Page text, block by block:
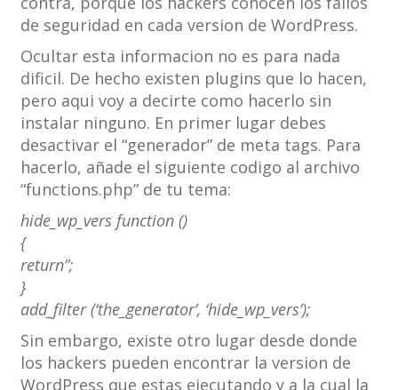
de seguridad en cada version de WordPress.
Ocultar esta informacion no es para nada
dificil. De hecho existen plugins que lo hacen,
pero aqui voy a decirte como hacerlo sin
instalar ninguno. En primer lugar debes
desactivar el “generador” de meta tags. Para
hacerlo, añade el siguiente codigo al archivo
“functions.php” de tu tema:
hide_wp_vers function ()
{
return”;
}
add_filter (‘the_generator’, ‘hide_wp_vers’);
Sin embargo, existe otro lugar desde donde
los hackers pueden encontrar la version de
WordPress que estas ejecutando y a la cual la